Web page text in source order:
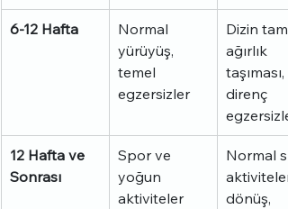
6-12 Hafta
Normal
yürüyüş,
temel
egzersizler
Dizin tam
ağırlık
taşıması,
direnç
12 Hafta ve
Sonrası
Spor ve
yoğun
aktiviteler
Normal
dönüş,